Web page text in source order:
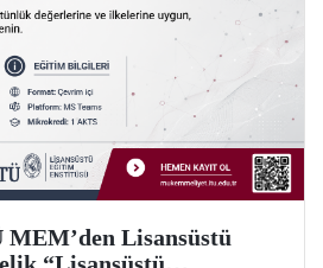
Lisansüstü